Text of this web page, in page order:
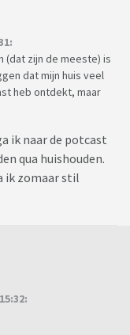
(dat zijn de meeste) is
dat mijn huis veel
heb ontdekt, maar
ik naar de potcast
qua huishouden.
ik zomaar stil